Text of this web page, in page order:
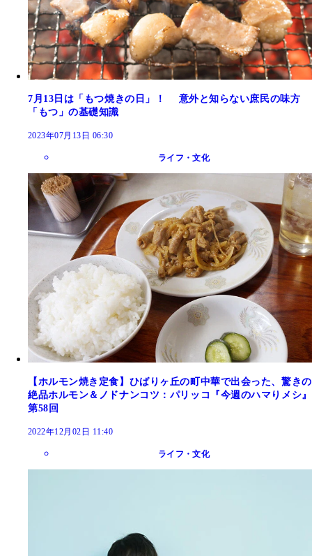
7月13日は「もつ焼きの日」！ 意外と知らない庶民の味方
「もつ」の基礎知識
2023年07月13日 06:30
ライフ・文化
【ホルモン焼き定食】ひばりヶ丘の町中華で出会った、驚きの
絶品ホルモン＆ノドナンコツ：パリッコ『今週のハマりメシ』
第58回
2022年12月02日 11:40
ライフ・文化